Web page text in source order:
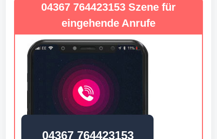
04367 764423153 Szene für
eingehende Anrufe
04367 764423153